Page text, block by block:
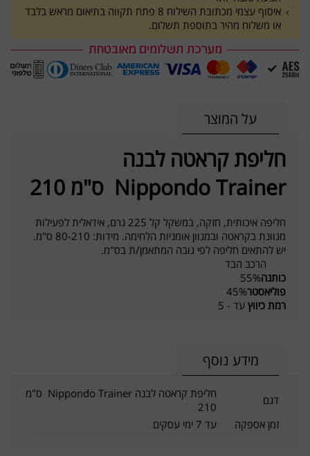
איסוף עצמי מכתובת השילוח 8 פתח תקווה בתיאום מראש בלבד
או משלוח מהיר בתוספת תשלום.
על המוצר
חליפת קראטה לבנה
Nippondo Trainer ס"מ 210
חליפה איכותית, חזקה, במשקל קל 225 גרם, אידאלית לפעילות
מגוונת בקראטה ובמגוון אומניות הלחימה. מידות: 80-210 ס"מ.
יש להתאים חליפה לפי גובה המתאמן/ת בס"מ.
הרכב הבד
כותנה55%
פוליאסטר45%
רמת כיווץ עד - 5
מידע נוסף
דגם
חליפת קראטה לבנה Nippondo Trainer ס"מ
210
זמן אספקה
עד 7 ימי עסקים